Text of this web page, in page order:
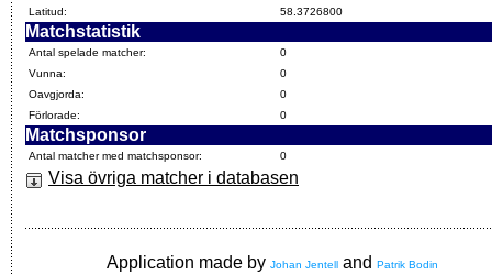
Latitud:
58.3726800
Matchstatistik
Antal spelade matcher:
0
Vunna:
0
Oavgjorda:
0
Förlorade:
0
Matchsponsor
Antal matcher med matchsponsor: 0
Visa övriga matcher i databasen
Application made by Johan Jentell and Patrik Bodin